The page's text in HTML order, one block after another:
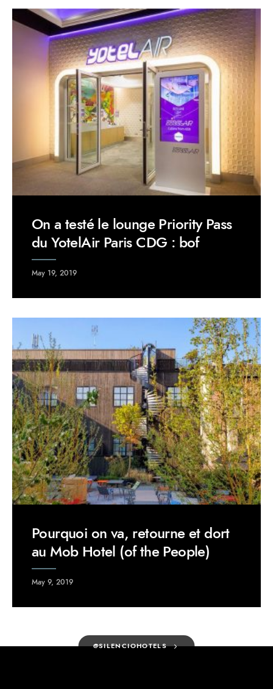
On a testé le lounge Priority Pass
du YotelAir Paris CDG : bof
May 19, 2019
Pourquoi on va, retourne et dort
au Mob Hotel (of the People)
May 9, 2019
@SILENCIOHOTELS